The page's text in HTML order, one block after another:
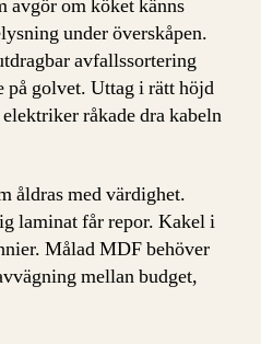
avgör om köket känns
under överskåpen.
avfallssortering
på golvet. Uttag i rätt höjd
råkade dra kabeln
åldras med värdighet.
laminat får repor. Kakel i
Målad MDF behöver
mellan budget,